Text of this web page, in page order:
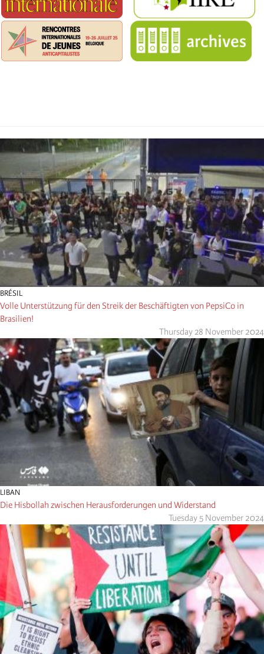
BRÉSIL
Volle Unterstützung für den Streik der Beschäftigten von PepsiCo in
Brasilien!
Thursday 28 November 2024
LIBAN
Die Hisbollah zwischen Herausforderungen und Widerstand
Tuesday 5 November 2024